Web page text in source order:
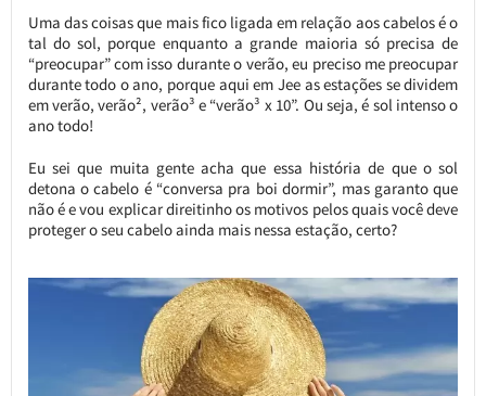
Uma das coisas que mais fico ligada em relação aos cabelos é o
tal do sol, porque enquanto a grande maioria só precisa de
“preocupar” com isso durante o verão, eu preciso me preocupar
durante todo o ano, porque aqui em Jee as estações se dividem
em verão, verão², verão³ e “verão³ x 10”. Ou seja, é sol intenso o
ano todo!
Eu sei que muita gente acha que essa história de que o sol
detona o cabelo é “conversa pra boi dormir”, mas garanto que
não é e vou explicar direitinho os motivos pelos quais você deve
proteger o seu cabelo ainda mais nessa estação, certo?